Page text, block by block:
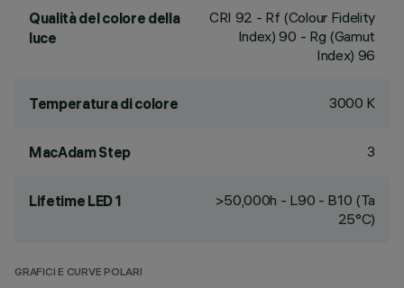
Qualità del colore della
luce
CRI 92 - Rf (Colour Fidelity
Index) 90 - Rg (Gamut
Index) 96
Temperatura di colore 3000 K
MacAdam Step 3
Lifetime LED 1
>50,000h - L90 - B10 (Ta
25°C)
GRAFICI E CURVE POLARI